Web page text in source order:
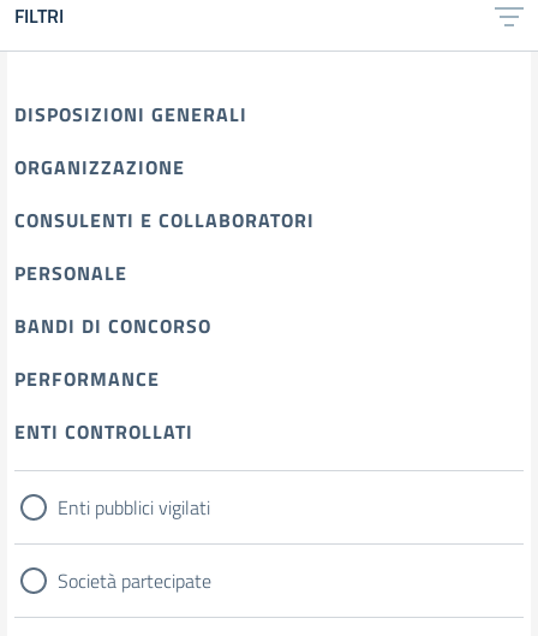
FILTRI
DISPOSIZIONI GENERALI
ORGANIZZAZIONE
CONSULENTI E COLLABORATORI
PERSONALE
BANDI DI CONCORSO
PERFORMANCE
ENTI CONTROLLATI
Enti pubblici vigilati
Società partecipate